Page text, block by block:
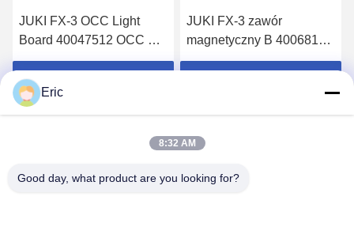
JUKI FX-3 OCC Light
Board 40047512 OCC C
Light PCB A 40047511
Uzyskaj najlepszą cenę
JUKI FX-3 zawór
magnetyczny B 40068170
3QB119-00-C2AH-
Eric
8:32 AM
Good day, what product are you looking for?